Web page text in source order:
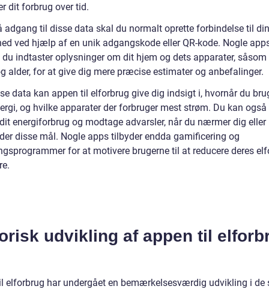
dit forbrug over tid.
adgang til disse data skal du normalt oprette forbindelse til
ved hjælp af en unik adgangskode eller QR-kode. Nogle
du indtaster oplysninger om dit hjem og dets apparater,
alder, for at give dig mere præcise estimater og anbefalinger.
data kan appen til elforbrug give dig indsigt i, hvornår du
og hvilke apparater der forbruger mest strøm. Du kan
energiforbrug og modtage advarsler, når du nærmer dig eller
disse mål. Nogle apps tilbyder endda gamificering og
for at motivere brugerne til at reducere deres
udvikling af appen til
elforbrug har undergået en bemærkelsesværdig udvikling i de